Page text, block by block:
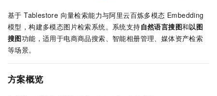
基于 Tablestore 向量检索能力与阿里云百炼多模态 Embedding
模型，构建多模态图片检索系统。系统支持自然语言搜图和以图
搜图功能，适用于电商商品搜索、智能相册管理、媒体资产检索
等场景。
方案概览